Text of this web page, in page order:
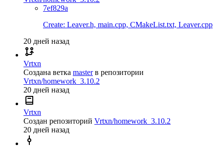
7ef829a
Create: Leaver.h, main.cpp, CMakeList.txt, Leaver.cpp
20 дней назад
Vrtxn
Создана ветка master в репозитории
Vrtxn/homework_3.10.2
20 дней назад
Vrtxn
Создан репозиторий Vrtxn/homework_3.10.2
20 дней назад